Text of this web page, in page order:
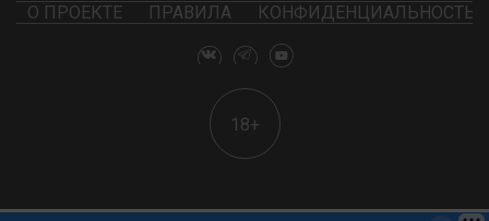
О ПРОЕКТЕ ПРАВИЛА КОНФИДЕНЦИАЛЬНОСТЬ
18+